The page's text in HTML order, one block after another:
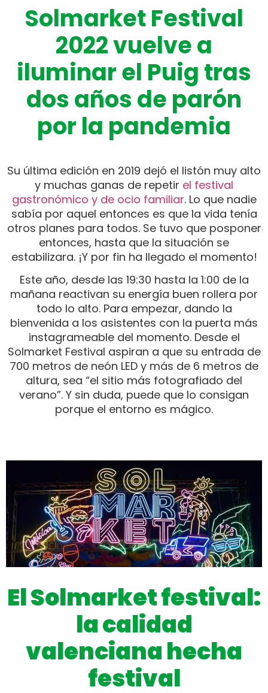
Solmarket Festival
2022vuelve a
iluminar el Puig tras
dos años de parón
por la pandemia
Su última edición en 2019 dejó el listón muy alto
y muchas ganas de repetir el festival
gastronómico y de ocio familiar. Lo que nadie
sabía por aquel entonces es que la vida tenía
otros planes para todos. Se tuvo que posponer
entonces, hasta que la situación se
estabilizara. ¡Y por fin ha llegado el momento!
Este año, desde las 19:30 hasta la 1:00 de la
mañana reactivan su energía buen rollera por
todo lo alto. Para empezar, dando la
bienvenida a los asistentes con la puerta más
instagrameable del momento. Desde el
Solmarket Festival aspiran a que su entrada de
700 metros de neón LED y más de 6 metros de
altura, sea “el sitio más fotografiado del
verano”. Y sin duda, puede que lo consigan
porque el entorno es mágico.
El Solmarket festival:
la calidad
valenciana hecha
festival